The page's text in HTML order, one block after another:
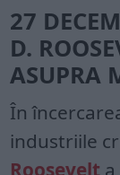
27
D.
ASUPRA
În
industriile
Roosevelt